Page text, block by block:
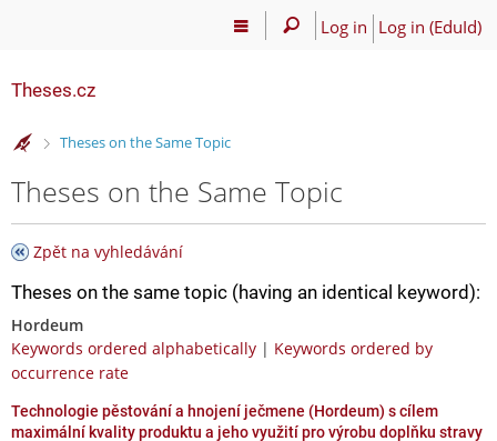
Log in Log in (EduId)
Theses.cz
>
Theses on the Same Topic
Theses on the Same Topic
Zpět na vyhledávání
Theses on the same topic (having an identical keyword):
Hordeum
Keywords ordered alphabetically | Keywords ordered by
occurrence rate
Technologie pěstování a hnojení ječmene (Hordeum) s cílem
maximální kvality produktu a jeho využití pro výrobu doplňku stravy